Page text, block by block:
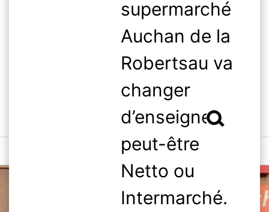
supermarché
Auchan de la
Robertsau va
changer
d’enseigne,
peut-être
Netto ou
Intermarché.